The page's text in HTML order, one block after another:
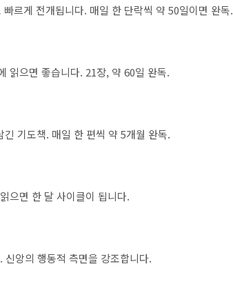
르게 전개됩니다. 매일 한 단락씩 약 50일이면 완독.
읽으면 좋습니다. 21장, 약 60일 완독.
긴 기도책. 매일 한 편씩 약 5개월 완독.
으면 한 달 사이클이 됩니다.
앙의 행동적 측면을 강조합니다.